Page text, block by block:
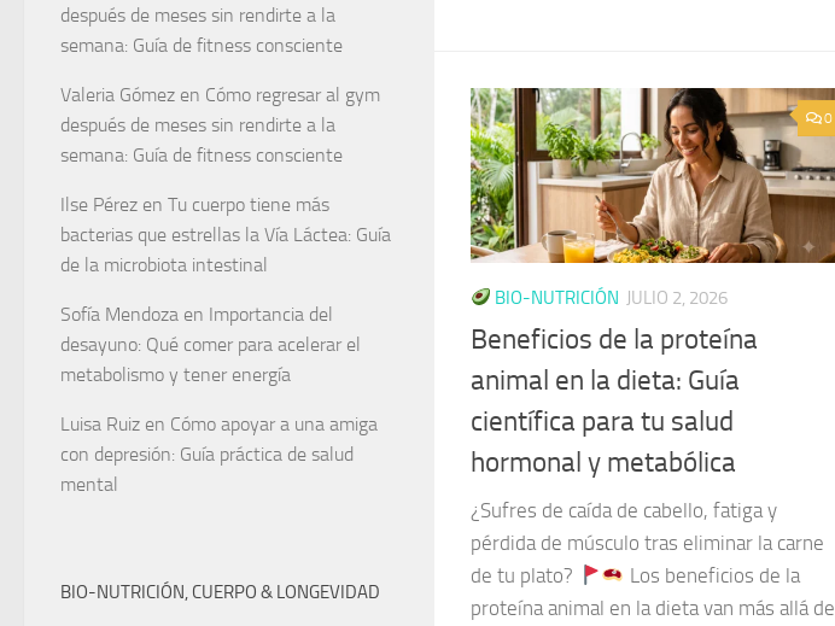
0
BIO-NUTRICIÓN JULIO 2, 2026
Beneficios de la proteína
animal en la dieta: Guía
científica para tu salud
hormonal y metabólica
¿Sufres de caída de cabello, fatiga y
pérdida de músculo tras eliminar la carne
de tu plato?
Los beneficios de la
proteína animal en la dieta van más allá de
después de meses sin rendirte a la
semana: Guía de fitness consciente
Valeria Gómez en Cómo regresar al gym
después de meses sin rendirte a la
semana: Guía de fitness consciente
Ilse Pérez en Tu cuerpo tiene más
bacterias que estrellas la Vía Láctea: Guía
de la microbiota intestinal
Sofía Mendoza en Importancia del
desayuno: Qué comer para acelerar el
metabolismo y tener energía
Luisa Ruiz en Cómo apoyar a una amiga
con depresión: Guía práctica de salud
mental
BIO-NUTRICIÓN, CUERPO & LONGEVIDAD